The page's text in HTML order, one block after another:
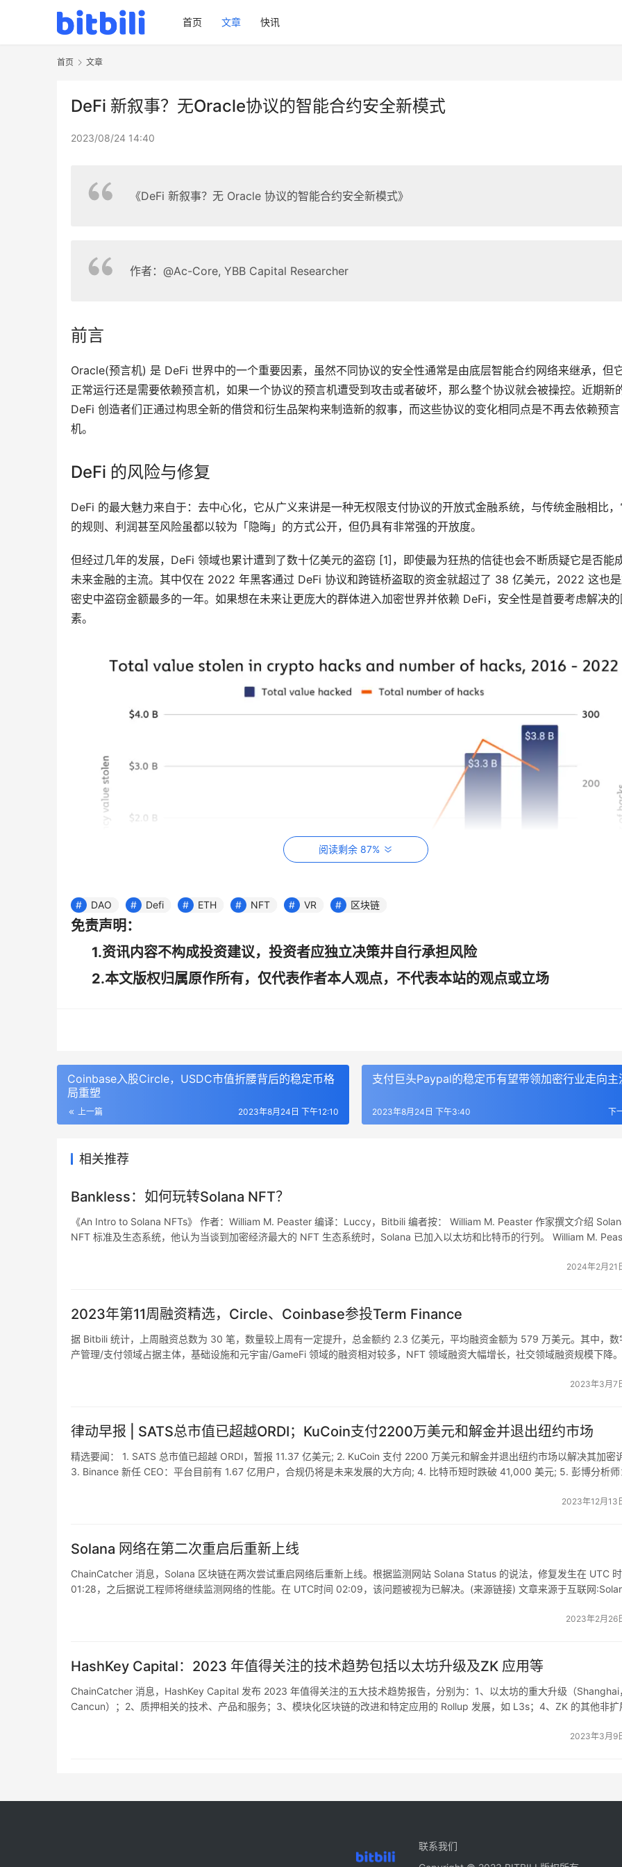
首页 文章 快讯
首页 文章
DeFi 新叙事？无Oracle协议的智能合约安全新模式
2023/08/24 14:40
《DeFi 新叙事？无 Oracle 协议的智能合约安全新模式》
作者：@Ac-Core, YBB Capital Researcher
前言
Oracle(预言机) 是 DeFi 世界中的一个重要因素，虽然不同协议的安全性通常是由底层智能合约网络来继承，但
正常运行还是需要依赖预言机，如果一个协议的预言机遭受到攻击或者破坏，那么整个协议就会被操控。近期新
DeFi 创造者们正通过构思全新的借贷和衍生品架构来制造新的叙事，而这些协议的变化相同点是不再去依赖预言
机。
DeFi 的风险与修复
DeFi 的最大魅力来自于：去中心化，它从广义来讲是一种无权限支付协议的开放式金融系统，与传统金融相比，
的规则、利润甚至风险虽都以较为「隐晦」的方式公开，但仍具有非常强的开放度。
但经过几年的发展，DeFi 领域也累计遭到了数十亿美元的盗窃 [1]，即使最为狂热的信徒也会不断质疑它是否能
未来金融的主流。其中仅在 2022 年黑客通过 DeFi 协议和跨链桥盗取的资金就超过了 38 亿美元，2022 这也
密史中盗窃金额最多的一年。如果想在未来让更庞大的群体进入加密世界并依赖 DeFi，安全性是首要考虑解决的
素。
Oracle 的风险和「源码」
由建设者组成的机构 Nascent 认为「无 Oracle 协议」的概念将为 DeFi 从根本上提供更加稳健和安全的技术架
议。一旦该合约掺杂了任何外部依赖，它们就会继承所有的相关风险，与此同时，该合约为了承载更为庞大的系统
态，会去升级，而这种管理式的升级变量就会涉及到可变更环境的当下及未来，带来更多风险因素。顾名思义
Oracle 的引入产生了外部数据的依赖关系，而这种关系会带来潜在风险。为此 Nascent 成员 Dan Elitzer 提出了
个全新的定义：为符合源码（Primitives）的条件，除了部署在 区块链上的合约之外它不能依赖任何外部因素，比
如：没有治理、合约可升级性和预言机。
如协议费用的闭合与引入池子的费用层级。
话虽如此，这种狭隘的治理功能并没有因其他协议中存在的大规模升级而引发系统性风险，所以迄今为止所有版本
的实验。好比 Uniswap V3 引入了非同质化流动性头寸的概念，让流动性提供者（LPs）可以将他们的流动性集中
某个特定范围内，这使 LPs 可以捕获在该范围内交易产生的更大份额交易费，并从中获利，但随着价格波动这里也
会产生无偿损失。从而导致了资本更高效的使用和市场中 LP 部分的专业化，随即诞生了一系列头寸管理工具，
Arrakis、Gamma 和 Sommelier。虽然这对 DEXs 来说非常友好，但借贷协议仍需要预言机。
此次攻击事件的详细过程请阅读 [2]。
对于借贷协议来说，合格的抵押品仅限于有可靠预言机价格反馈的资产。贷款参数（如贷款价值比 [3]）受其协议
制，容易受到价格滞后无更新影响，从而严重限制它们的规模和用户体验。如同前言所述，这也正好解释了为什么
为什么目前 Uniswap 是安全的
阅读剩余 87%
DAO Defi ETH NFT VR 区块链
免责声明：
1.资讯内容不构成投资建议，投资者应独立决策井自行承担风险
2.本文版权归属原作所有，仅代表作者本人观点，不代表本站的观点或立场
Coinbase入股Circle，USDC市值折腰背后的稳定币格
局重塑
上一篇 2023年8月24日 下午12:10
支付巨头Paypal的稳定币有望带领加密行业走向主
下
2023年8月24日 下午3:40
相关推荐
Bankless：如何玩转Solana NFT？
《An Intro to Solana NFTs》 作者：William M. Peaster 编译：Luccy，Bitbili 编者按： William M. Peaster 作家撰文介绍
NFT 标准及生态系统，他认为当谈到加密经济最大的 NFT 生态系统时，Solana 已加入以太坊和比特币的行列。 William M.
2024年2月21
2023年第11周融资精选，Circle、Coinbase参投Term Finance
据 Bitbili 统计，上周融资总数为 30 笔，数量较上周有一定提升，总金额约 2.3 亿美元，平均融资金额为 579 万美元。其中，数
产管理/支付领域占据主体，基础设施和元宇宙/GameFi 领域的融资相对较多，NFT 领域融资大幅增长，社交领域融资规模下降
2023年3月7
律动早报 | SATS总市值已超越ORDI；KuCoin支付2200万美元和解金并退出纽约市场
精选要闻： 1. SATS 总市值已超越 ORDI，暂报 11.37 亿美元; 2. KuCoin 支付 2200 万美元和解金并退出纽约市场以解决其加密
3. Binance 新任 CEO：平台目前有 1.67 亿用户，合规仍将是未来发展的大方向; 4. 比特币短时跌破 41,000 美元; 5. 彭博分析师
2023年12月13
Solana 网络在第二次重启后重新上线
ChainCatcher 消息，Solana 区块链在两次尝试重启网络后重新上线。根据监测网站 Solana Status 的说法，修复发生在 UTC
01:28，之后据说工程师将继续监测网络的性能。在 UTC时间 02:09，该问题被视为已解决。(来源链接) 文章来源于互联网
2023年2月26
HashKey Capital：2023 年值得关注的技术趋势包括以太坊升级及ZK 应用等
ChainCatcher 消息，HashKey Capital 发布 2023 年值得关注的五大技术趋势报告，分别为：1、以太坊的重大升级（Shanghai
Cancun）；2、质押相关的技术、产品和服务；3、模块化区块链的改进和特定应用的 Rollup 发展，如 L3s；4、ZK 的其他非扩
2023年3月9
联系我们